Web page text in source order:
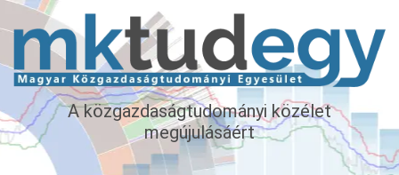
A közgazdaságtudományi közélet
megújulásáért